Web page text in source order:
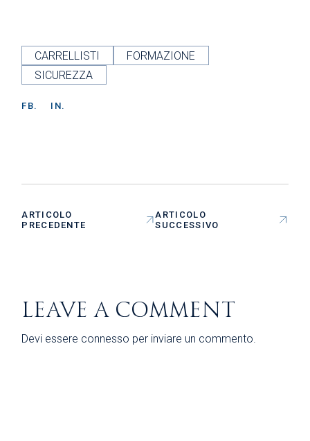
CARRELLISTI
FORMAZIONE
SICUREZZA
FB. IN.
ARTICOLO
PRECEDENTE
ARTICOLO
SUCCESSIVO
LEAVE A COMMENT
Devi essere connesso per inviare un commento.